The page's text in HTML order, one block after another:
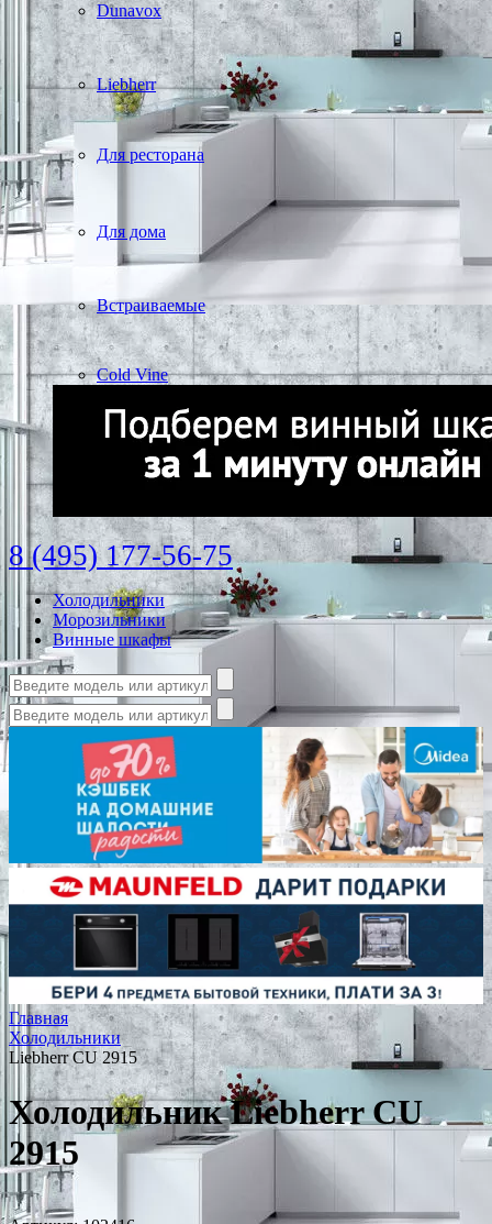
Dunavox
Liebherr
Для ресторана
Для дома
Встраиваемые
Cold Vine
8 (495) 177-56-75
Холодильники
Морозильники
Винные шкафы
Главная
Холодильники
Liebherr CU 2915
Холодильник Liebherr CU
2915